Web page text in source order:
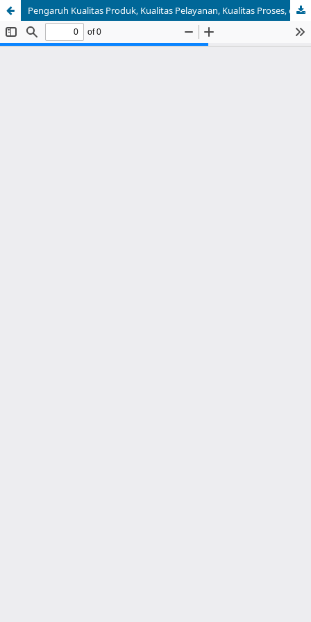
Pengaruh Kualitas Produk, Kualitas Pelayanan, Kualitas Proses, dan Kualitas Lingkungan Kerja Terhadap Risiko Kehilangan Pasar Perusahaan Asuransi